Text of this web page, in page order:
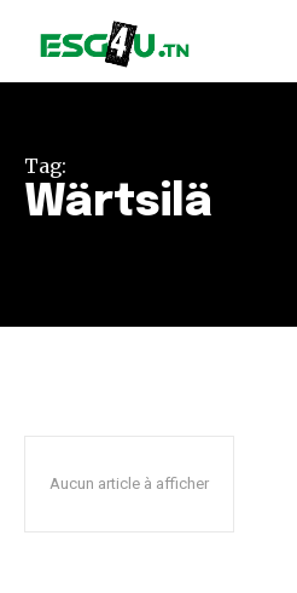
Tag:
Wärtsilä
Aucun article à afficher